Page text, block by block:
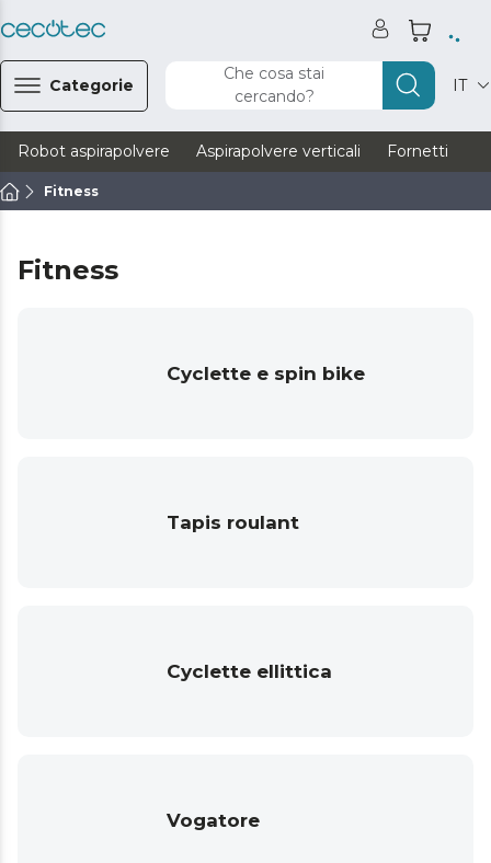
Categorie
Che cosa stai
cercando?
IT
Robot aspirapolvere Aspirapolvere verticali Fornetti
Fitness
Fitness
Cyclette e spin bike
Tapis roulant
Cyclette ellittica
Vogatore